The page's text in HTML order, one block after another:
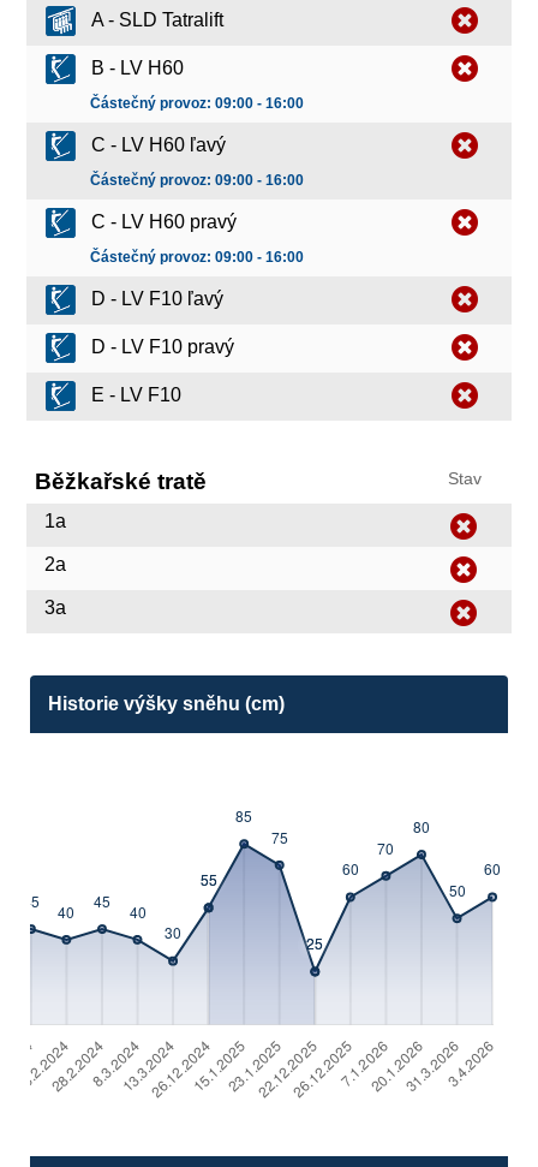
A - SLD Tatralift
B - LV H60
Částečný provoz: 09:00 - 16:00
C - LV H60 ľavý
Částečný provoz: 09:00 - 16:00
C - LV H60 pravý
Částečný provoz: 09:00 - 16:00
D - LV F10 ľavý
D - LV F10 pravý
E - LV F10
Běžkařské tratě Stav
1a
2a
3a
Historie výšky sněhu (cm)